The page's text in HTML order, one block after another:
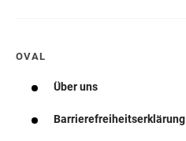
OVAL
Über uns
Barrierefreiheitserklärung